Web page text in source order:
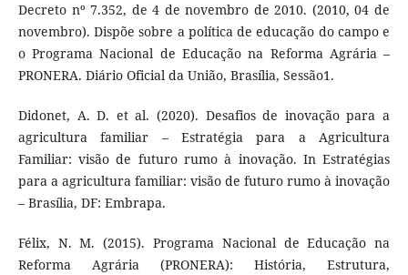
Decreto nº 7.352, de 4 de novembro de 2010. (2010, 04 de
novembro). Dispõe sobre a política de educação do campo e
o Programa Nacional de Educação na Reforma Agrária –
PRONERA. Diário Oficial da União, Brasília, Sessão1.
Didonet, A. D. et al. (2020). Desafios de inovação para a
agricultura familiar – Estratégia para a Agricultura
Familiar: visão de futuro rumo à inovação. In Estratégias
para a agricultura familiar: visão de futuro rumo à inovação
– Brasília, DF: Embrapa.
Félix, N. M. (2015). Programa Nacional de Educação na
Reforma Agrária (PRONERA): História, Estrutura,